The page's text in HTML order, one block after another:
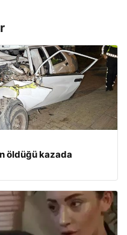
öldüğü kazada